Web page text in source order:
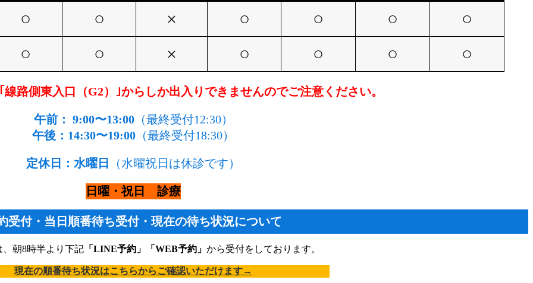
○ ○ × ○ ○ ○
○
○
○ × ○ ○ ○ ○
路側東入口（G2）｣からしか出入りできませんのでご注意ください。
午前： 9:00〜13:00（最終受付12:30）
午後：14:30〜19:00 （最終受付18:30）
定休日：水曜日 （水曜祝日は休診です）
日曜・祝日 診療
受付・ 当日順番待ち受付・現在の待ち状況について
朝8時半より下記 「LINE予約」「WEB予約」 から受付をしております。
現在の順番待ち状況はこちらからご確認いただけます→